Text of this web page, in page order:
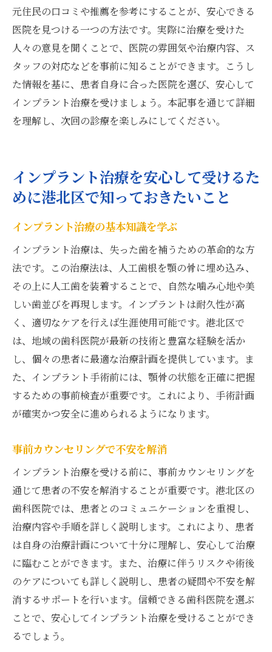
元住民の口コミや推薦を参考にすることが、安心できる
医院を見つける一つの方法です。実際に治療を受けた
人々の意見を聞くことで、医院の雰囲気や治療内容、ス
タッフの対応などを事前に知ることができます。こうし
た情報を基に、患者自身に合った医院を選び、安心して
インプラント治療を受けましょう。本記事を通じて詳細
を理解し、次回の診療を楽しみにしてください。
インプラント治療を安心して受けるた
めに港北区で知っておきたいこと
インプラント治療の基本知識を学ぶ
インプラント治療は、失った歯を補うための革命的な方
法です。この治療法は、人工歯根を顎の骨に埋め込み、
その上に人工歯を装着することで、自然な噛み心地や美
しい歯並びを再現します。インプラントは耐久性が高
く、適切なケアを行えば生涯使用可能です。港北区で
は、地域の歯科医院が最新の技術と豊富な経験を活か
し、個々の患者に最適な治療計画を提供しています。ま
た、インプラント手術前には、顎骨の状態を正確に把握
するための事前検査が重要です。これにより、手術計画
が確実かつ安全に進められるようになります。
事前カウンセリングで不安を解消
インプラント治療を受ける前に、事前カウンセリングを
通じて患者の不安を解消することが重要です。港北区の
歯科医院では、患者とのコミュニケーションを重視し、
治療内容や手順を詳しく説明します。これにより、患者
は自身の治療計画について十分に理解し、安心して治療
に臨むことができます。また、治療に伴うリスクや術後
のケアについても詳しく説明し、患者の疑問や不安を解
消するサポートを行います。信頼できる歯科医院を選ぶ
ことで、安心してインプラント治療を受けることができ
るでしょう。